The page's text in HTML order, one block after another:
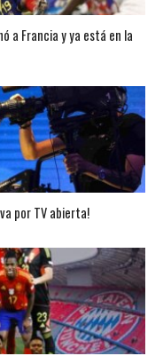
a Francia y ya está en la
por TV abierta!